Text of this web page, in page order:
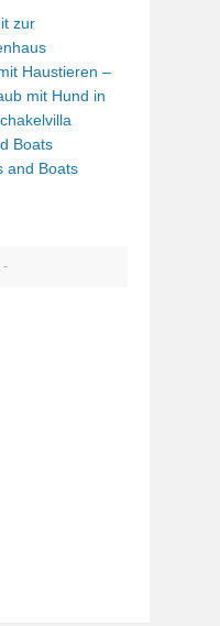
zur
Haustieren –
mit Hund in
Boats
and Boats
-